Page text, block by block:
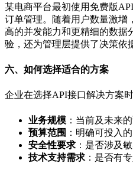
某电商平台最初使用免费版
订单管理。随着用户数量激增
高的并发能力和更精细的数据
验，还为管理层提供了决策依
六、如何选择适合的方案
企业在选择API接口解决方案
业务规模 ：当前及未来
预算范围 ：明确可投入的
安全性要求 ：是否涉及
技术支持需求 ：是否有